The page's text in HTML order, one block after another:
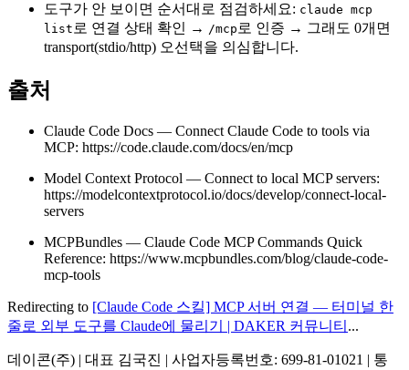
도구가 안 보이면 순서대로 점검하세요: claude mcp
list 로 연결 상태 확인 → /mcp 로 인증 → 그래도 0개면
transport(stdio/http) 오선택을 의심합니다.
출처
Claude Code Docs — Connect Claude Code to tools via
MCP: https://code.claude.com/docs/en/mcp
Model Context Protocol — Connect to local MCP servers:
https://modelcontextprotocol.io/docs/develop/connect-local-
servers
MCPBundles — Claude Code MCP Commands Quick
Reference: https://www.mcpbundles.com/blog/claude-code-
mcp-tools
Redirecting to [Claude Code 스킬] MCP 서버 연결 — 터미널 한
줄로 외부 도구를 Claude에 물리기 | DAKER 커뮤니티 ...
데이콘(주) | 대표 김국진 | 사업자등록번호: 699-81-01021 | 통